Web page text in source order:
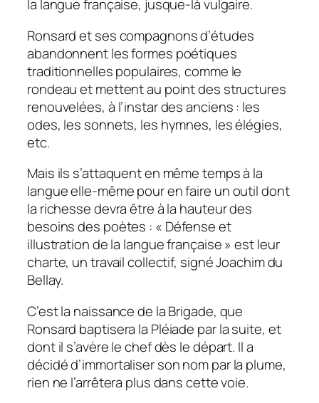
la langue française, jusque-là vulgaire.
Ronsard et ses compagnons d’études
abandonnent les formes poétiques
traditionnelles populaires, comme le
rondeau et mettent au point des structures
renouvelées, à l’instar des anciens : les
odes, les sonnets, les hymnes, les élégies,
etc.
Mais ils s’attaquent en même temps à la
langue elle-même pour en faire un outil dont
la richesse devra être à la hauteur des
besoins des poètes : « Défense et
illustration de la langue française » est leur
charte, un travail collectif, signé Joachim du
Bellay.
C’est la naissance de la Brigade, que
Ronsard baptisera la Pléiade par la suite, et
dont il s’avère le chef dès le départ. Il a
décidé d’immortaliser son nom par la plume,
rien ne l’arrêtera plus dans cette voie.